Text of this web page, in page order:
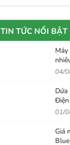
TIN TỨC NỔI BẬT
04/
Dứa
01/
Giá